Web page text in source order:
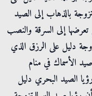
بالذهاب إلى الصيد
إلى السرقة والنصب
دليل على الرزق الذي
الأسماك في منام
الصيد البحري دليل